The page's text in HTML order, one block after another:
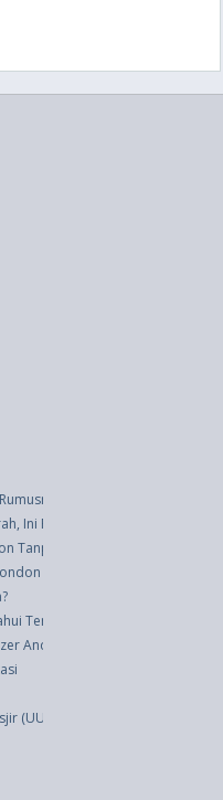
Ini Fakta Penjelasannya
Tanpa Bahan Kimia
Fashion Week
Tentang Northern Light
Anda?
(UU 5 thn 1947)